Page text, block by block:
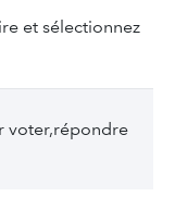
et sélectionnez
voter,répondre